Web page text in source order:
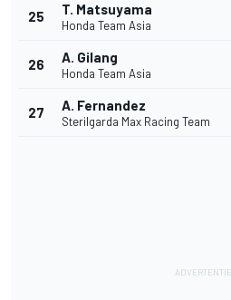
25 T. Matsuyama
Honda Team Asia
26 A. Gilang
Honda Team Asia
27 A. Fernandez
Sterilgarda Max Racing Team